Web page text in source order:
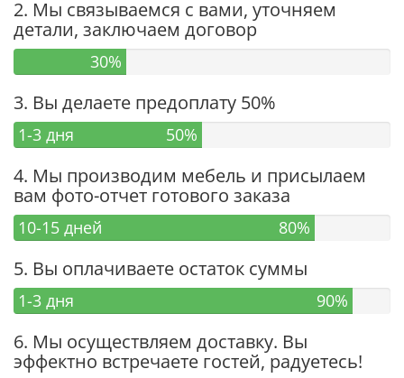
2. Мы связываемся с вами, уточняем
детали, заключаем договор
30%
3. Вы делаете предоплату 50%
1-3 дня 50%
4. Мы производим мебель и присылаем
вам фото-отчет готового заказа
10-15 дней 80%
5. Вы оплачиваете остаток суммы
1-3 дня 90%
6. Мы осуществляем доставку. Вы
эффектно встречаете гостей, радуетесь!